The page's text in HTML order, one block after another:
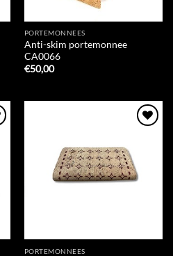
PORTEMONNEES
Anti-skim portemonnee
CA0066
€50,00
PORTEMONNEES